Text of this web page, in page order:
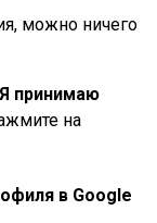
можно ничего
Я принимаю
на
в Google